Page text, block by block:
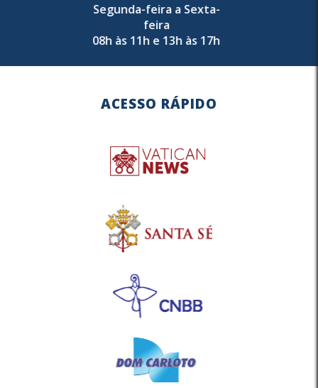
Segunda-feira a Sexta-
feira
08h às 11h e 13h às 17h
ACESSO RÁPIDO